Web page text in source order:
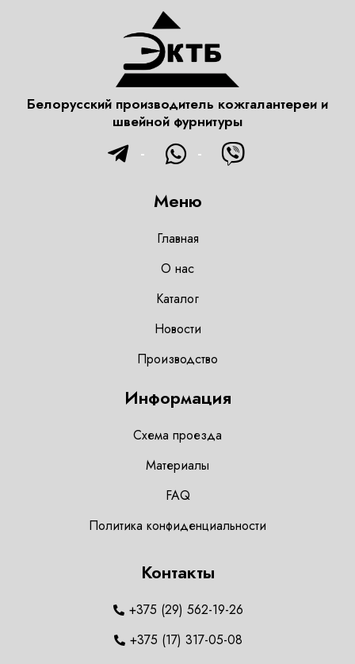
Белорусский производитель кожгалантереи и
швейной фурнитуры
Меню
Главная
О нас
Каталог
Новости
Производство
Информация
Схема проезда
Материалы
FAQ
Политика конфиденциальности
Контакты
+375 (29) 562-19-26
+375 (17) 317-05-08